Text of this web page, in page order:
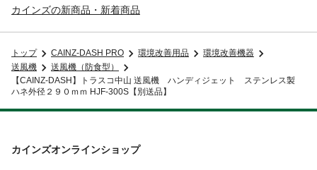
カインズの新商品・新着商品
トップ CAINZ-DASH PRO 環境改善用品
環境改善機器
送風機
送風機（防食型）
【CAINZ-DASH】トラスコ中山 送風機 ハンディジェット ステンレス製
ハネ外径２９０ｍｍ HJF-300S【別送品】
カインズオンラインショップ